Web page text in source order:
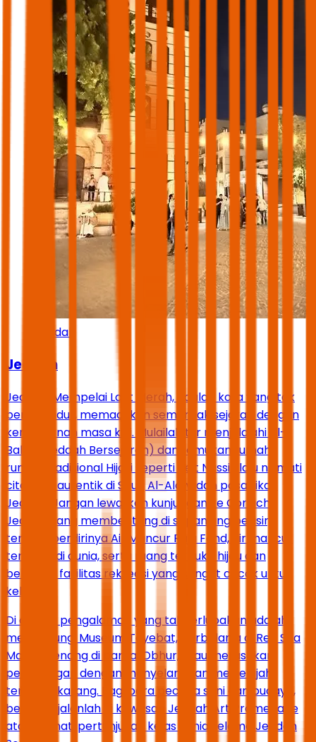
Jeddah
Jeddah
Jeddah, Mempelai Laut Merah, adalah kota yang tak
pernah tidur, memadukan semerbak sejarah dengan
kemodernan masa kini. Mulailah tur menjelajahi Al-
Balad (Jeddah Bersejarah) dan temukan rumah-
rumah tradisional Hijazi seperti Beit Nassif, lalu nikmati
cita rasa autentik di Souq Al-Alawi dan pasar ikan
Jeddah. Jangan lewatkan kunjungan ke Corniche
Jeddah yang membentang di sepanjang pesisir,
tempat berdirinya Air Mancur Raja Fahd, air mancur
tertinggi di dunia, serta ruang terbuka hijau dan
berbagai fasilitas rekreasi yang sangat cocok untuk
keluarga.
Di antara pengalaman yang tak terlupakan adalah
mengunjungi Museum Tayebat, berbelanja di Red Sea
Mall, berenang di pantai Obhur, atau merasakan
petualangan dengan menyelam dan menjelajahi
terumbu karang. Bagi para pecinta seni dan budaya,
berjalan-jalanlah di kawasan Jeddah Art Promenade
atau nikmati pertunjukan kelas dunia selama Jeddah